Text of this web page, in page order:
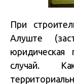
При
Алуште
юридическая
случай.